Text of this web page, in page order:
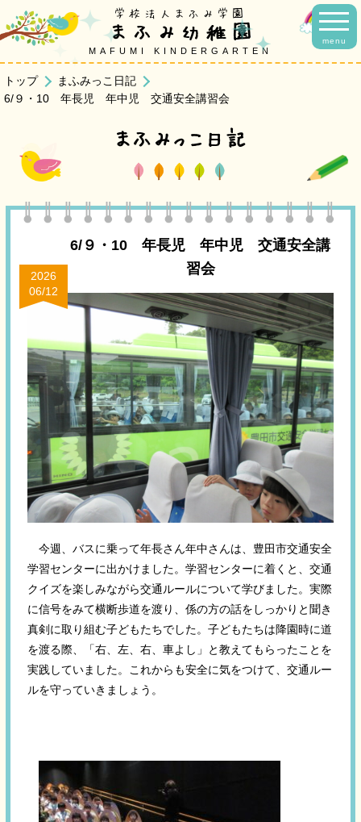
menu
学校法人まふみ学園
まふみ幼稚園
MAFUMI KINDERGARTEN
トップ
まふみっこ日記
6/９・10 年長児 年中児 交通安全講習会
まふみっこ日記
6/９・10 年長児 年中児 交通安全講
習会
2026
06/12
今週、バスに乗って年長さん年中さんは、豊田市交通安全
学習センターに出かけました。学習センターに着くと、交通
クイズを楽しみながら交通ルールについて学びました。実際
に信号をみて横断歩道を渡り、係の方の話をしっかりと聞き
真剣に取り組む子どもたちでした。子どもたちは降園時に道
を渡る際、「右、左、右、車よし」と教えてもらったことを
実践していました。これからも安全に気をつけて、交通ルー
ルを守っていきましょう。